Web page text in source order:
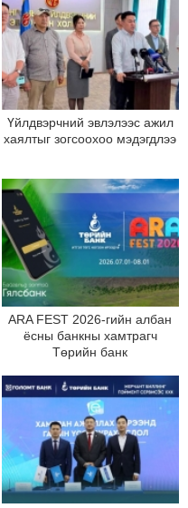
Үйлдвэрчний эвлэлээс ажил
хаялтыг зогсоохоо мэдэгдлээ
ARA FEST 2026-гийн албан
ёсны банкны хамтрагч
Төрийн банк